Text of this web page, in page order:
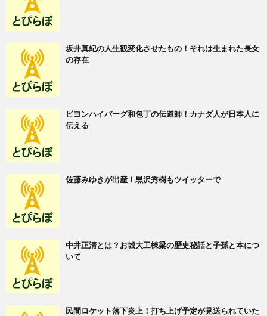
坂井真紀の人生観変化させたもの！それは生まれた長女
の存在
ビヨンハイバーグ和包丁の伝道師！カナダ人が日本人に
伝える
佐藤みゆきが出産！黒沢秀樹もツイッターで
中井正清とは？お城大工棟梁の歴史秘話と子孫と本につ
いて
民間ロケット落下炎上！打ち上げ予定が見送られていた